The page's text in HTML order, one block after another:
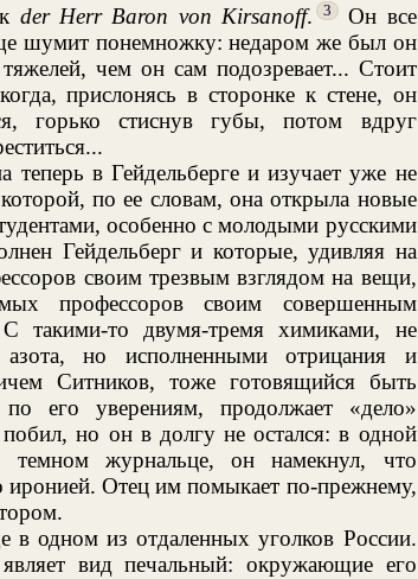
der Herr Baron von Kirsanoff. 3
Он все
шумит понемножку: недаром же был он
чем он сам подозревает... Стоит
прислонясь в сторонке к стене, он
горько стиснув губы, потом вдруг
в Гейдельберге и изучает уже не
по ее словам, она открыла новые
особенно с молодыми русскими
Гейдельберг и которые, удивляя на
своим трезвым взглядом на вещи,
профессоров своим совершенным
такими-то двумя-тремя химиками, не
но исполненными отрицания и
Ситников, тоже готовящийся быть
его уверениям, продолжает «дело»
но он в долгу не остался: в одной
темном журнальце, он намекнул, что
Отец им помыкает по-прежнему,
в одном из отдаленных уголков России.
вид печальный: окружающие его